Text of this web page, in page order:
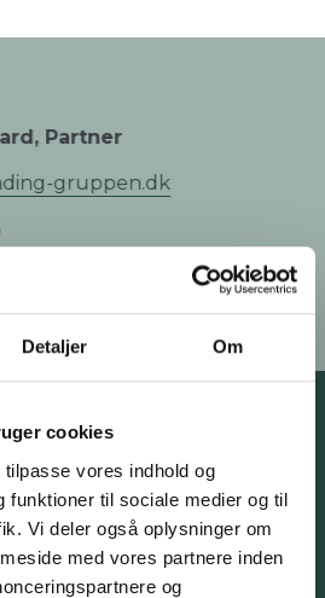
Detaljer Om
cookies
vores indhold og
funktioner til sociale medier og til
Vi deler også oplysninger om
med vores partnere inden
og
gruppen.dk
for
mv.